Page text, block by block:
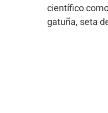
científico
gatuña, seta